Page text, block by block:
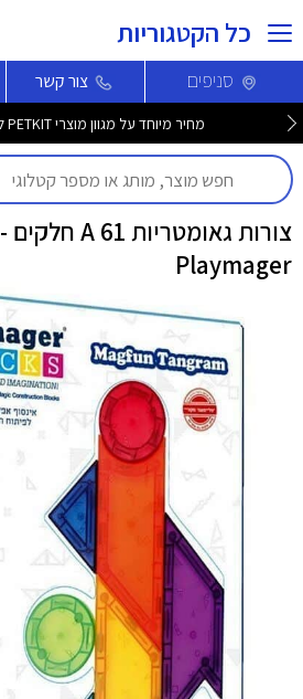
כל הקטגוריות
סניפים צור קשר
מחיר מיוחד על מגוון מוצרי PETKIT לחברי מועדון >>
צורות גאומטריות 61 A חלקים -
Playmager